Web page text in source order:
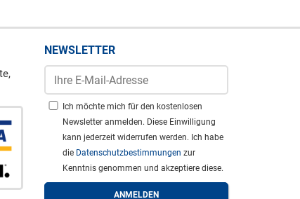
NEWSLETTER
Ich möchte mich für den kostenlosen
Newsletter anmelden. Diese Einwilligung
kann jederzeit widerrufen werden. Ich habe
die Datenschutzbestimmungen zur
Kenntnis genommen und akzeptiere diese.